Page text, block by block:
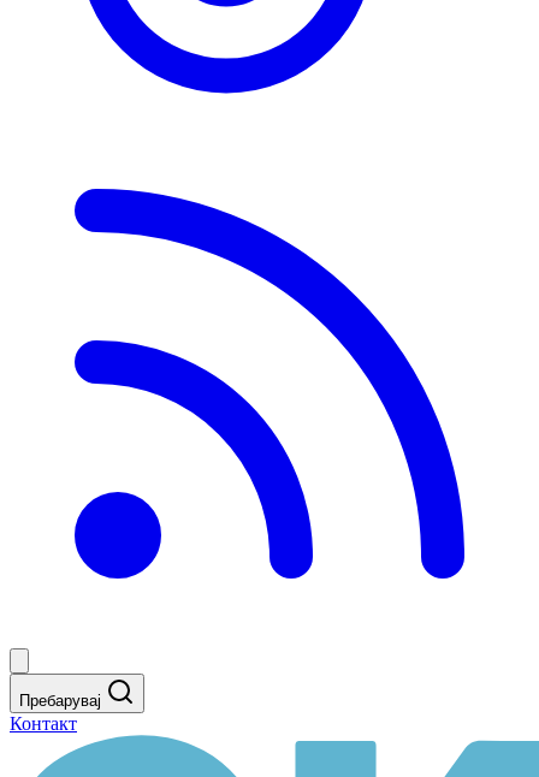
Пребарувај
Контакт